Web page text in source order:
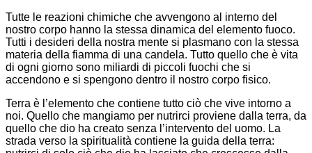
Tutte le reazioni chimiche che avvengono al interno del
nostro corpo hanno la stessa dinamica del elemento fuoco.
Tutti i desideri della nostra mente si plasmano con la stessa
materia della fiamma di una candela. Tutto quello che è vita
di ogni giorno sono miliardi di piccoli fuochi che si
accendono e si spengono dentro il nostro corpo fisico.
Terra è l’elemento che contiene tutto ciò che vive intorno a
noi. Quello che mangiamo per nutrirci proviene dalla terra, da
quello che dio ha creato senza l’intervento del uomo. La
strada verso la spiritualità contiene la guida della terra: